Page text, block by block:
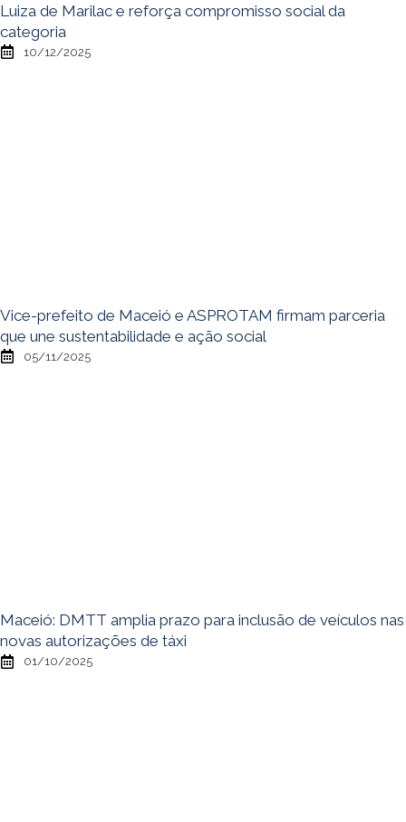
Luiza de Marilac e reforça compromisso social da
categoria
10/12/2025
Vice-prefeito de Maceió e ASPROTAM firmam parceria
que une sustentabilidade e ação social
05/11/2025
Maceió: DMTT amplia prazo para inclusão de veículos nas
novas autorizações de táxi
01/10/2025